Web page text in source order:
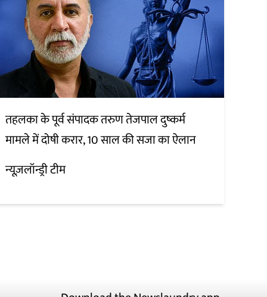
तहलका के पूर्व संपादक तरुण तेजपाल दुष्कर्म
मामले में दोषी करार, 10 साल की सजा का ऐलान
न्यूज़लॉन्ड्री टीम